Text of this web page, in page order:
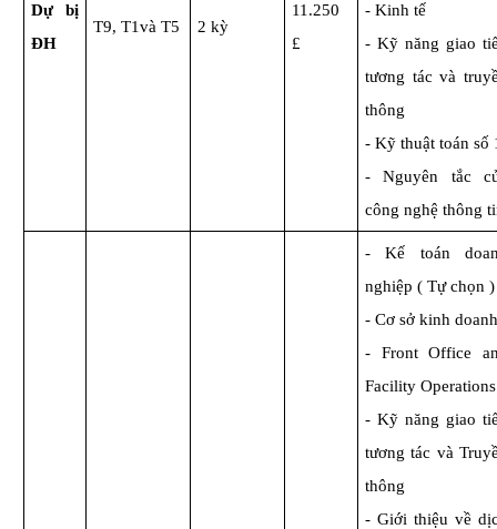
Dự bị
ĐH
T9, T1và T5 2 kỳ
11.250
£
- Kinh tế
- Kỹ năng giao
tương tác và
thông
- Kỹ thuật toán số
- Nguyên tắc
công nghệ thông
- Kế toán
nghiệp ( Tự chọn )
- Cơ sở kinh doanh
- Front Office
Facility Operations
- Kỹ năng giao
tương tác và
thông
- Giới thiệu về